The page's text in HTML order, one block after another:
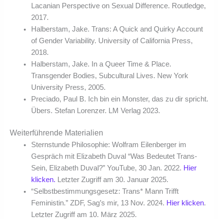
Lacanian Perspective on Sexual Difference. Routledge,
2017.
Halberstam, Jake. Trans: A Quick and Quirky Account
of Gender Variability. University of California Press,
2018.
Halberstam, Jake. In a Queer Time & Place.
Transgender Bodies, Subcultural Lives. New York
University Press, 2005.
Preciado, Paul B. Ich bin ein Monster, das zu dir spricht.
Übers. Stefan Lorenzer. LM Verlag 2023.
Weiterführende Materialien
Sternstunde Philosophie: Wolfram Eilenberger im
Gespräch mit Elizabeth Duval “Was Bedeutet Trans-
Sein, Elizabeth Duval?” YouTube, 30 Jan. 2022. Hier
klicken. Letzter Zugriff am 30. Januar 2025.
“Selbstbestimmungsgesetz: Trans* Mann Trifft
Feministin.” ZDF, Sag’s mir, 13 Nov. 2024. Hier klicken.
Letzter Zugriff am 10. März 2025.